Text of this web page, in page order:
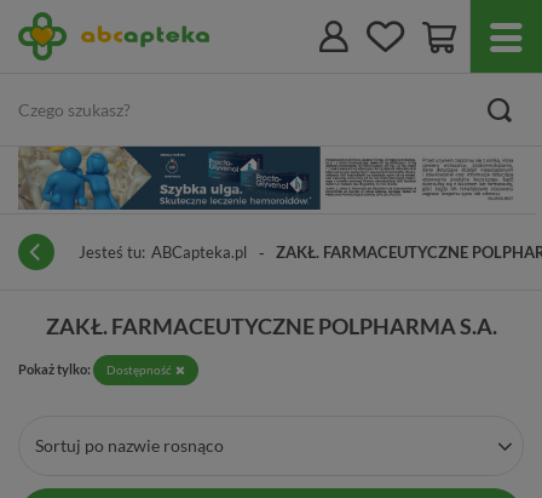
Jesteś tu: ABCapteka.pl ZAKŁ. FARMACEUTYCZNE
ZAKŁ. FARMACEUTYCZNE POLPHARMA S.A.
Pokaż tylko: Dostępność
Sortuj po nazwie rosnąco